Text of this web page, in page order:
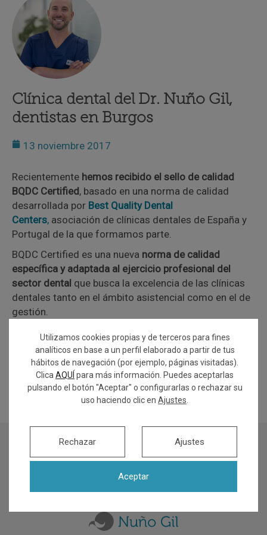
Clínica dental del Dr. Nuño Gil,
dentistas en Burgos
13 noviembre 2017
Recientemente hemos recibido el sello de calidad
BQDC Certified, basado en una norma de calidad
desarrollada por Best Quality Dental
Centers, asociación de clínicas dentales de España y
Portugal de la que formamos parte.
BQDC Certified es una nueva norma de calidad
específica y adaptada al ejercicio profesional del
sector dental que busca la excelencia de las clínicas
dentales tanto en el ámbito asistencial como en el de
gestión.
La consecución de este sello supone un punto de
inflexión en la orientación de nuestra clínica dental, ya
sistematizará metodologías y procesos.
Estamosmuy orgullosos de haber conseguido este
certificado
, que demuestra la calidad de todos
Utilizamos cookies propias y de terceros para fines
analíticos en base a un perfil elaborado a partir de tus
hábitos de navegación (por ejemplo, páginas visitadas).
Clica AQUÍ para más información. Puedes aceptarlas
pulsando el botón "Aceptar" o configurarlas o rechazar su
uso haciendo clic en Ajustes
Aceptar
Rechazar Ajustes